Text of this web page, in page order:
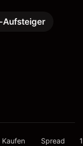
Aufsteiger
Kaufen Spread